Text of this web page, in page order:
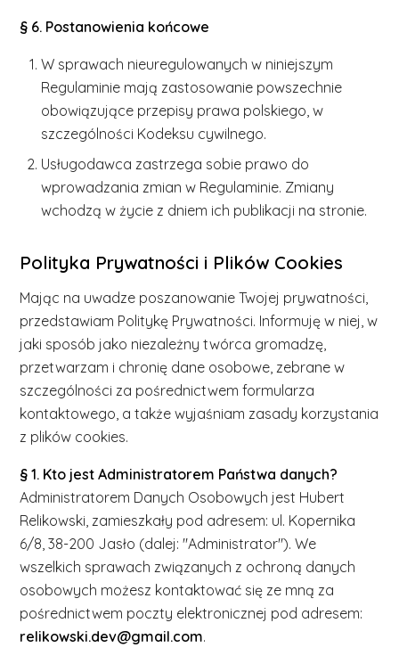
§ 6. Postanowienia końcowe
W sprawach nieuregulowanych w niniejszym
Regulaminie mają zastosowanie powszechnie
obowiązujące przepisy prawa polskiego, w
szczególności Kodeksu cywilnego.
Usługodawca zastrzega sobie prawo do
wprowadzania zmian w Regulaminie. Zmiany
wchodzą w życie z dniem ich publikacji na stronie.
Polityka Prywatności i Plików Cookies
Mając na uwadze poszanowanie Twojej prywatności,
przedstawiam Politykę Prywatności. Informuję w niej, w
jaki sposób jako niezależny twórca gromadzę,
przetwarzam i chronię dane osobowe, zebrane w
szczególności za pośrednictwem formularza
kontaktowego, a także wyjaśniam zasady korzystania
z plików cookies.
§ 1. Kto jest Administratorem Państwa danych?
Administratorem Danych Osobowych jest Hubert
Relikowski, zamieszkały pod adresem: ul. Kopernika
6/8, 38-200 Jasło (dalej: "Administrator"). We
wszelkich sprawach związanych z ochroną danych
osobowych możesz kontaktować się ze mną za
pośrednictwem poczty elektronicznej pod adresem:
relikowski.dev@gmail.com.